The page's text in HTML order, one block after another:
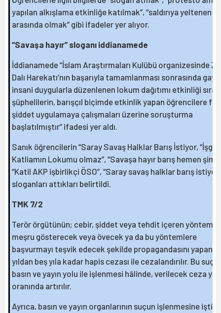
yapılan alkışlama etkinliğe katılmak”, “saldırıya yeltenen
arasında olmak” gibi ifadeler yer alıyor.
“Savaşa hayır” sloganı iddianamede
İddianamede “İslam Araştırmaları Kulübü organizesinde
Dalı Harekatı’nın başarıyla tamamlanması sonrasında
insani duygularla düzenlenen lokum dağıtımı etkinliği
şüphelilerin, barışçıl biçimde etkinlik yapan öğrencilere
şiddet uygulamaya çalışmaları üzerine soruşturma
başlatılmıştır” ifadesi yer aldı.
Sanık öğrencilerin “Saray Savaş Halklar Barış İstiyor,
Katliamın Lokumu olmaz”, “Savaşa hayır barış hemen
“Katil AKP işbirlikçi ÖSO”, “Saray savaş halklar barış istiyor”
sloganları attıkları belirtildi.
TMK 7/2
Terör örgütünün; cebir, şiddet veya tehdit içeren
meşru gösterecek veya övecek ya da bu yöntemlere
başvurmayı teşvik edecek şekilde propagandasını yapan
yıldan beş yıla kadar hapis cezası ile cezalandırılır. Bu
basın ve yayın yolu ile işlenmesi hâlinde, verilecek ceza yarı
oranında artırılır.
Ayrıca, basın ve yayın organlarının suçun işlenmesine